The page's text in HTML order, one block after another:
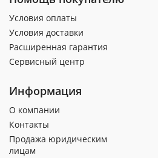
Условия оплаты
Условия доставки
Расширенная гарантия
Сервисный центр
Информация
О компании
Контакты
Продажа юридическим
лицам